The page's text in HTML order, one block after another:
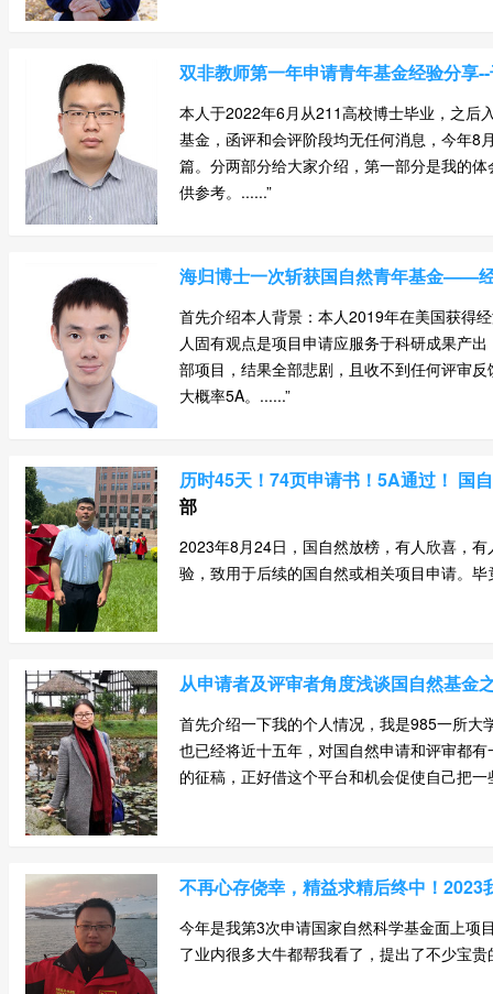
双非教师第一年申请青年基金经验分享
本人于2022年6月从211高校博士毕业，之后
基金，函评和会评阶段均无任何消息，今年8
篇。分两部分给大家介绍，第一部分是我的
供参考。......”
海归博士一次斩获国自然青年基金——
首先介绍本人背景：本人2019年在美国获得
人固有观点是项目申请应服务于科研成果产
部项目，结果全部悲剧，且收不到任何评审
大概率5A。......”
历时45天！74页申请书！5A通过！
部
2023年8月24日，国自然放榜，有人欣喜，
验，致用于后续的国自然或相关项目申请。
从申请者及评审者角度浅谈国自然基金
首先介绍一下我的个人情况，我是985一所
也已经将近十五年，对国自然申请和评审都
的征稿，正好借这个平台和机会促使自己把
不再心存侥幸，精益求精后终中！
今年是我第3次申请国家自然科学基金面上项
了业内很多大牛都帮我看了，提出了不少宝